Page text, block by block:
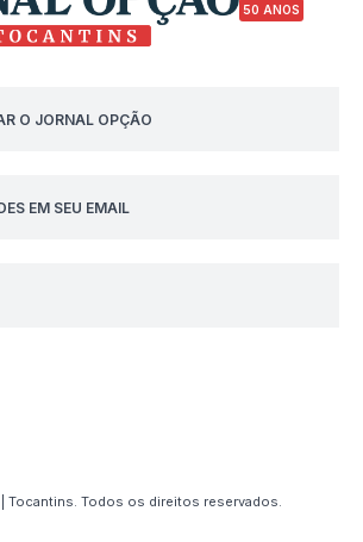
50 ANOS
O JORNAL OPÇÃO
EM SEU EMAIL
Tocantins. Todos os direitos reservados.